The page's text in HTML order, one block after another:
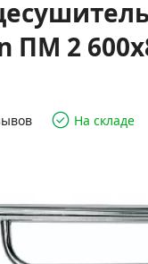
ПМ 2
На складе